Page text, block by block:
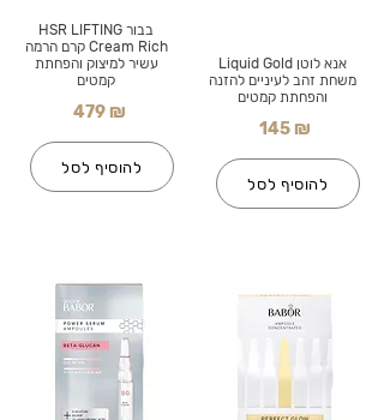
בבור HSR LIFTING
Cream Rich קרם הרמה
עשיר למיצוק והפחתת
קמטים
479 ₪
להוסיף לסל
אנא לוטן Liquid Gold
משחת זהב לעיניים להזנה
והפחתת קמטים
145 ₪
להוסיף לסל